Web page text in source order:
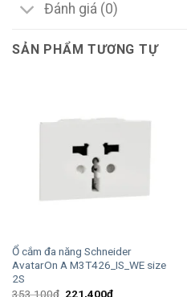
Đánh giá (0)
SẢN PHẨM TƯƠNG TỰ
Ổ cắm đa năng Schneider
AvatarOn A M3T426_IS_WE size
2S
353,100₫ Giá
221,400₫Giá